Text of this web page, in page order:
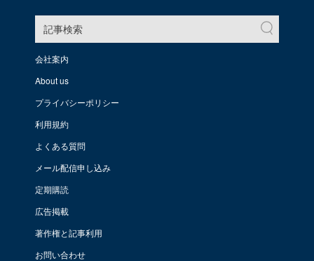
記事検索
会社案内
About us
プライバシーポリシー
利用規約
よくある質問
メール配信申し込み
定期購読
広告掲載
著作権と記事利用
お問い合わせ